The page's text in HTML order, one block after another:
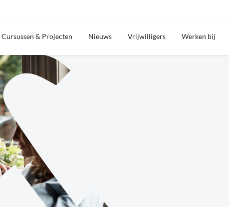
Cursussen & Projecten Nieuws Vrijwilligers Werken bij